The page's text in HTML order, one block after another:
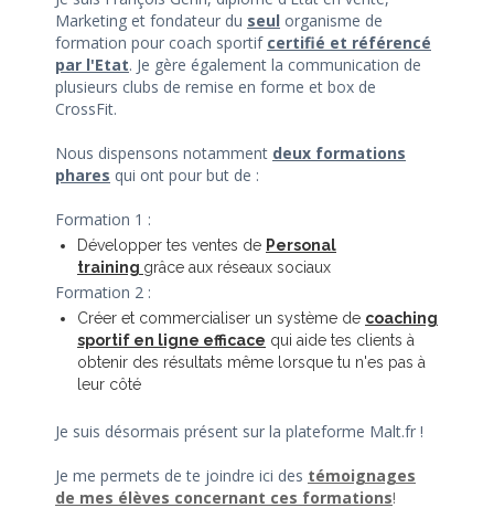
Marketing et fondateur du seul organisme de
formation pour coach sportif certifié et référencé
par l'Etat. Je gère également la communication de
plusieurs clubs de remise en forme et box de
CrossFit.
Nous dispensons notamment deux formations
phares qui ont pour but de :
Formation 1 :
Développer tes ventes de Personal
training grâce aux réseaux sociaux
Formation 2 :
Créer et commercialiser un système de coaching
sportif en ligne efficace qui aide tes clients à
obtenir des résultats même lorsque tu n'es pas à
leur côté
Je suis désormais présent sur la plateforme Malt.fr !
Je me permets de te joindre ici des témoignages
de mes élèves concernant ces formations!